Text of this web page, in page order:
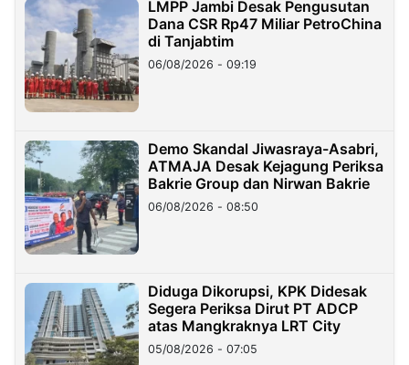
LMPP Jambi Desak Pengusutan
Dana CSR Rp47 Miliar PetroChina
di Tanjabtim
06/08/2026 - 09:19
Demo Skandal Jiwasraya-Asabri,
ATMAJA Desak Kejagung Periksa
Bakrie Group dan Nirwan Bakrie
06/08/2026 - 08:50
Diduga Dikorupsi, KPK Didesak
Segera Periksa Dirut PT ADCP
atas Mangkraknya LRT City
05/08/2026 - 07:05